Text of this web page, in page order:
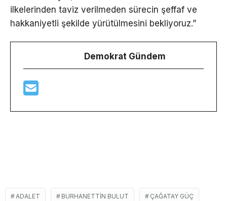
ilkelerinden taviz verilmeden sürecin şeffaf ve
hakkaniyetli şekilde yürütülmesini bekliyoruz.”
Demokrat Gündem
ADALET BURHANETTIN BULUT ÇAĞATAY GÜÇ